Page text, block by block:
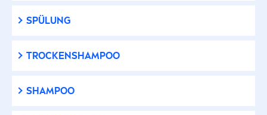
SPÜLUNG
TROCKENSHAMPOO
SHAMPOO